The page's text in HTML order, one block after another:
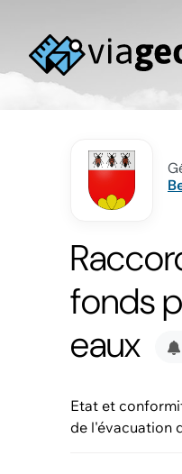
fonds
eaux
Etat et
de l'évacuation